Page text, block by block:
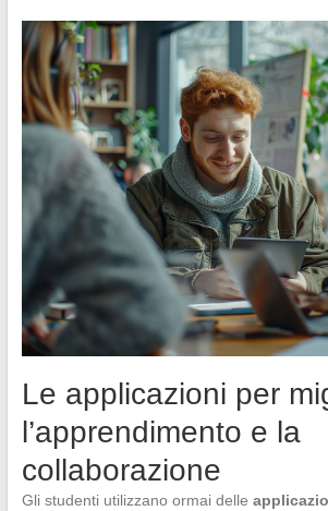
Le applicazioni per
l’apprendimento e la
collaborazione
Gli studenti utilizzano ormai delle